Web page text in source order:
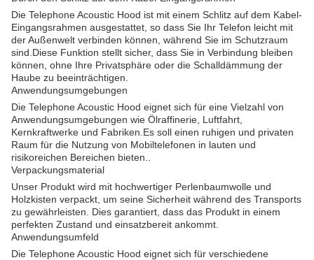
Die Telephone Acoustic Hood ist mit einem Schlitz auf dem Kabel-
Eingangsrahmen ausgestattet, so dass Sie Ihr Telefon leicht mit
der Außenwelt verbinden können, während Sie im Schutzraum
sind.Diese Funktion stellt sicher, dass Sie in Verbindung bleiben
können, ohne Ihre Privatsphäre oder die Schalldämmung der
Haube zu beeinträchtigen.
Anwendungsumgebungen
Die Telephone Acoustic Hood eignet sich für eine Vielzahl von
Anwendungsumgebungen wie Ölraffinerie, Luftfahrt,
Kernkraftwerke und Fabriken.Es soll einen ruhigen und privaten
Raum für die Nutzung von Mobiltelefonen in lauten und
risikoreichen Bereichen bieten..
Verpackungsmaterial
Unser Produkt wird mit hochwertiger Perlenbaumwolle und
Holzkisten verpackt, um seine Sicherheit während des Transports
zu gewährleisten. Dies garantiert, dass das Produkt in einem
perfekten Zustand und einsatzbereit ankommt.
Anwendungsumfeld
Die Telephone Acoustic Hood eignet sich für verschiedene